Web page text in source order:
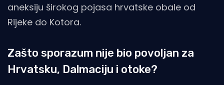
aneksiju širokog pojasa hrvatske obale od
Rijeke do Kotora.
Zašto sporazum nije bio povoljan za
Hrvatsku, Dalmaciju i otoke?